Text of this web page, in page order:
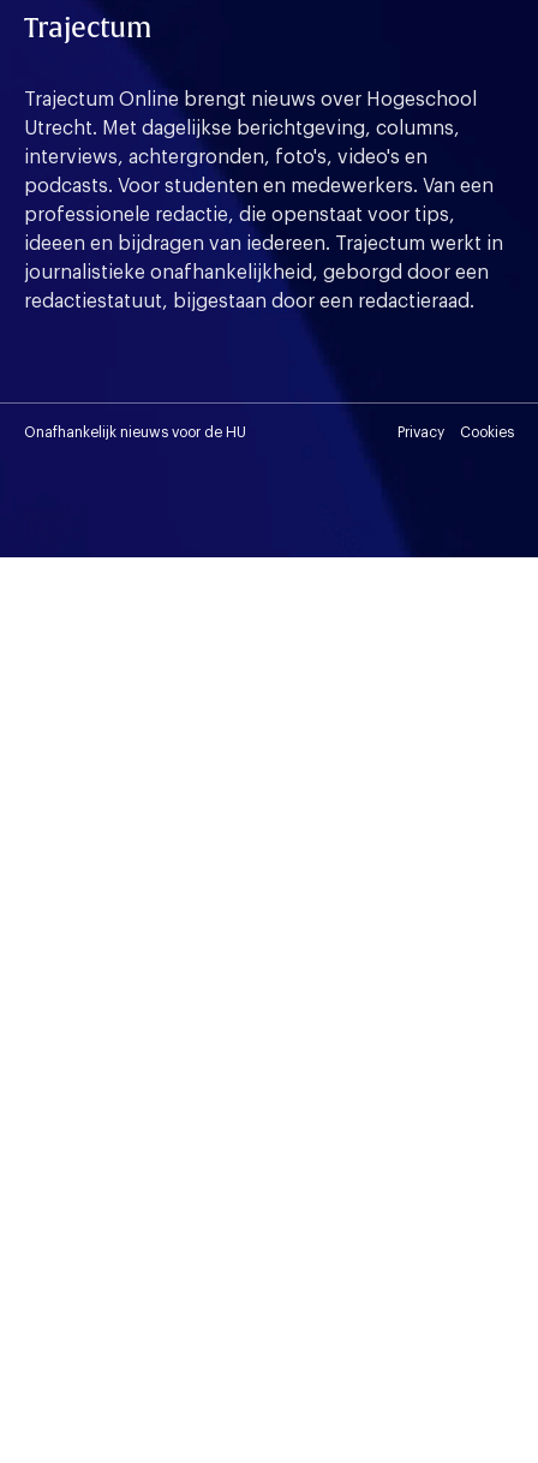
Trajectum
Trajectum Online brengt nieuws over Hogeschool
Utrecht. Met dagelijkse berichtgeving, columns,
interviews, achtergronden, foto's, video's en
podcasts. Voor studenten en medewerkers. Van een
professionele redactie, die openstaat voor tips,
ideeen en bijdragen van iedereen. Trajectum werkt in
journalistieke onafhankelijkheid, geborgd door een
redactiestatuut, bijgestaan door een redactieraad.
Onafhankelijk nieuws voor de HU Privacy Cookies